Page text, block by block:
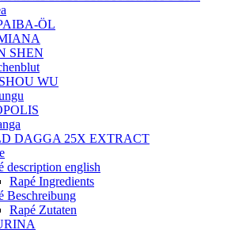
ÖL
SHEN
WU
DAGGA 25X EXTRACT
description english
Rapé Ingredients
Beschreibung
Rapé Zutaten